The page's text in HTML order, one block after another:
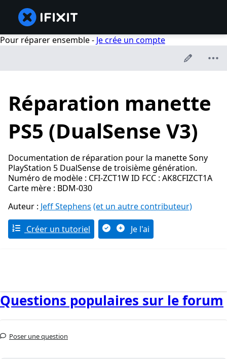
Pour réparer ensemble - Je crée un compte
Réparation manette
PS5 (DualSense V3)
Documentation de réparation pour la manette Sony
PlayStation 5 DualSense de troisième génération.
Numéro de modèle : CFI-ZCT1W ID FCC : AK8CFIZCT1A
Carte mère : BDM-030
Auteur : Jeff Stephens (et un autre contributeur)
Créer un tutoriel Je l'ai
Questions populaires sur le forum
Poser une question